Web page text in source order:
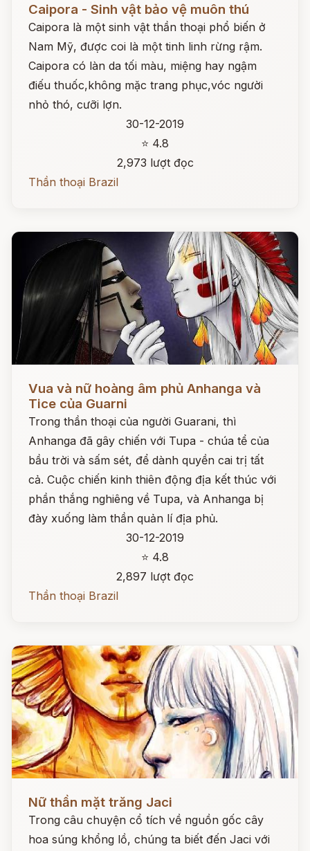
Caipora - Sinh vật bảo vệ muôn thú
Caipora là một sinh vật thần thoại phổ biến ở
Nam Mỹ, được coi là một tinh linh rừng rậm.
Caipora có làn da tối màu, miệng hay ngậm
điếu thuốc,không mặc trang phục,vóc người
nhỏ thó, cưỡi lợn.
30-12-2019
⭐ 4.8
2,973 lượt đọc
Thần thoại Brazil
Vua và nữ hoàng âm phủ Anhanga và
Tice của Guarni
Trong thần thoại của người Guarani, thì
Anhanga đã gây chiến với Tupa - chúa tể của
bầu trời và sấm sét, để dành quyền cai trị tất
cả. Cuộc chiến kinh thiên động địa kết thúc với
phần thắng nghiêng về Tupa, và Anhanga bị
đày xuống làm thần quản lí địa phủ.
30-12-2019
⭐ 4.8
2,897 lượt đọc
Thần thoại Brazil
Nữ thần mặt trăng Jaci
Trong câu chuyện cổ tích về nguồn gốc cây
hoa súng khổng lồ, chúng ta biết đến Jaci với